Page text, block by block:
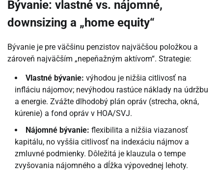
Bývanie: vlastné vs. nájomné,
downsizing a „home equity“
Bývanie je pre väčšinu penzistov najväčšou položkou a
zároveň najväčším „nepeňažným aktívom“. Strategie:
Vlastné bývanie: výhodou je nižšia citlivosť na
infláciu nájomov; nevýhodou rastúce náklady na údržbu
a energie. Zvážte dlhodobý plán opráv (strecha, okná,
kúrenie) a fond opráv v HOA/SVJ.
Nájomné bývanie: flexibilita a nižšia viazanosť
kapitálu, no vyššia citlivosť na indexáciu nájmov a
zmluvné podmienky. Dôležitá je klauzula o tempe
zvyšovania nájomného a dĺžka výpovednej lehoty.